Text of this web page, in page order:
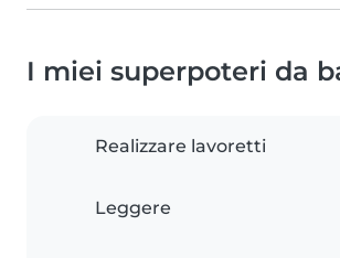
I miei superpoteri da
Realizzare lavoretti
Leggere